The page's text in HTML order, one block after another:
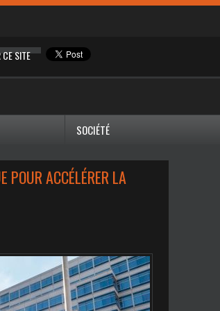
CE SITE
SOCIÉTÉ
ACCÉLÉRER LA